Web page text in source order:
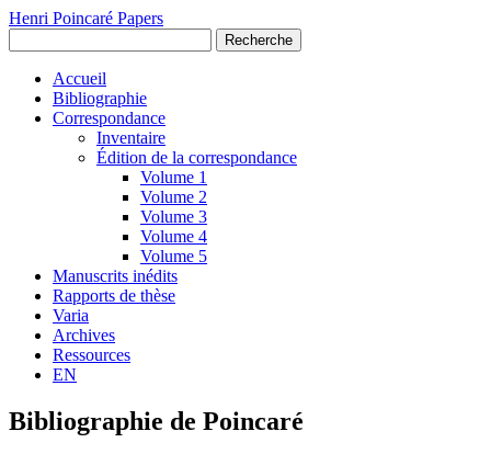
Henri Poincaré Papers
Recherche
Accueil
Bibliographie
Correspondance
Inventaire
Édition de la correspondance
Volume 1
Volume 2
Volume 3
Volume 4
Volume 5
Manuscrits inédits
Rapports de thèse
Varia
Archives
Ressources
EN
Bibliographie de Poincaré